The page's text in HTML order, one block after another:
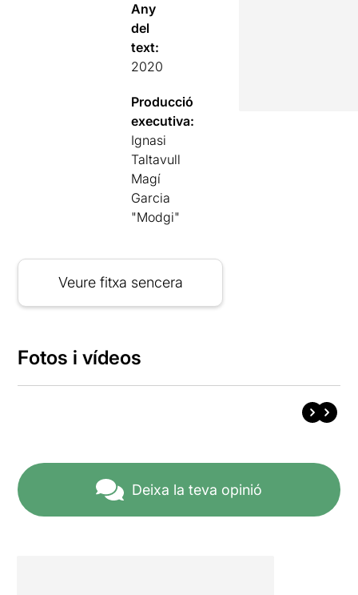
Any
del
text:
2020
Producció
executiva:
Ignasi
Taltavull
Magí
Garcia
"Modgi"
Veure fitxa sencera
Fotos i vídeos
Deixa la teva opinió